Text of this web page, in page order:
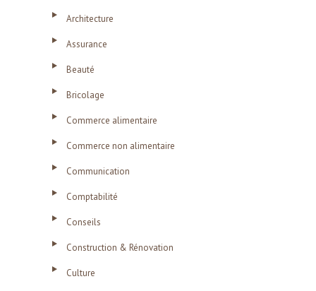
Architecture
Assurance
Beauté
Bricolage
Commerce alimentaire
Commerce non alimentaire
Communication
Comptabilité
Conseils
Construction & Rénovation
Culture